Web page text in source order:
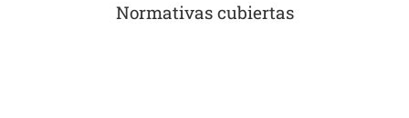
Normativas cubiertas